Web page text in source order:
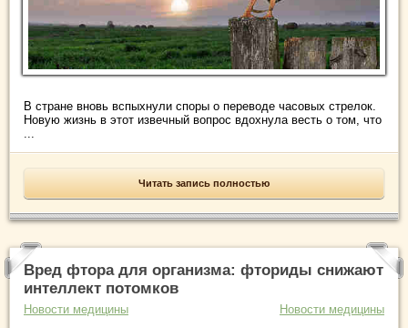
В стране вновь вспыхнули споры о переводе часовых стрелок.
Новую жизнь в этот извечный вопрос вдохнула весть о том, что
Читать запись полностью
Вред фтора для организма: фториды снижают
интеллект потомков
Новости медицины Новости медицины